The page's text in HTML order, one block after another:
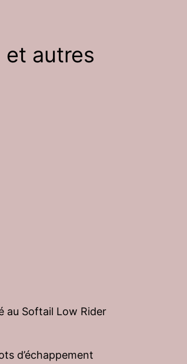
et autres
au Softail Low Rider
d’échappement